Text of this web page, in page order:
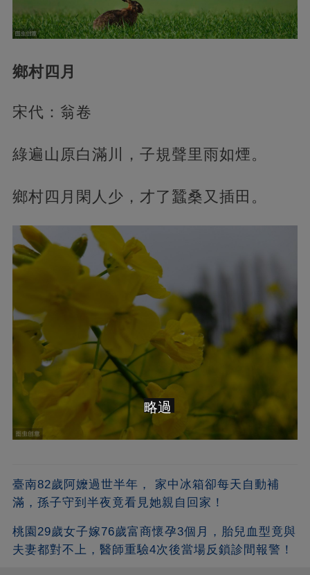
鄉村四月
宋代：翁卷
綠遍山原白滿川，子規聲里雨如煙。
鄉村四月閑人少，才了蠶桑又插田。
臺南82歲阿嬤過世半年， 家中冰箱卻每天自動補
滿，孫子守到半夜竟看見她親自回家！
桃園29歲女子嫁76歲富商懷孕3個月，胎兒血型竟與
夫妻都對不上，醫師重驗4次後當場反鎖診間報警！
略過